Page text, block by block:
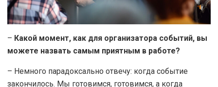
– Какой момент, как для организатора событий, вы
можете назвать самым приятным в работе?
– Немного парадоксально отвечу: когда событие
закончилось. Мы готовимся, готовимся, а когда